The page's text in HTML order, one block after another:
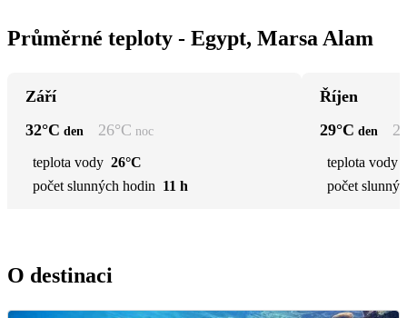
Průměrné teploty - Egypt, Marsa Alam
Září
32°C den 26°C noc
teplota vody 26°C
počet slunných hodin 11 h
Říjen
29°C den
teplota vody
počet
O destinaci